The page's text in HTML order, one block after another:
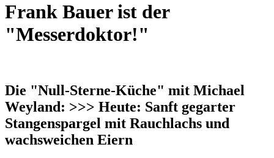
Frank Bauer ist der
"Messerdoktor!"
Die "Null-Sterne-Küche" mit Michael
Weyland: >>> Heute: Sanft gegarter
Stangenspargel mit Rauchlachs und
wachsweichen Eiern